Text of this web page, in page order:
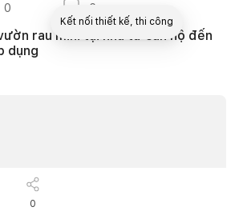
0 6
rau mini tại nhà từ căn hộ đến
dụng
0
Kết nối thiết kế, thi công